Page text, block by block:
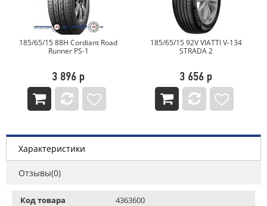
185/65/15 88H Cordiant Road
Runner PS-1
3 896 р
185/65/15 92V VIATTI V-134
STRADA 2
3 656 р
Характеристики
Отзывы(0)
Код товара
4363600